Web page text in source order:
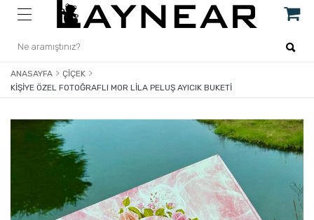
ANASAYFA
ÇIÇEK
KIŞIYE ÖZEL FOTOĞRAFLI MOR LILA PELUŞ AYICIK BUKETI